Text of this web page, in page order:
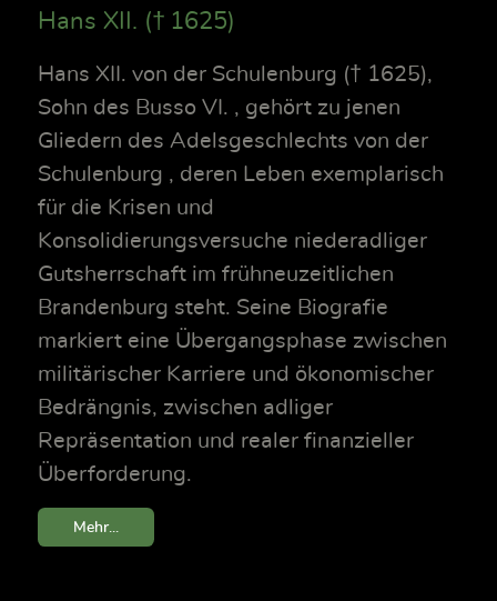
Hans XII. († 1625)
Hans XII. von der Schulenburg († 1625),
Sohn des Busso VI. , gehört zu jenen
Gliedern des Adelsgeschlechts von der
Schulenburg , deren Leben exemplarisch
für die Krisen und
Konsolidierungsversuche niederadliger
Gutsherrschaft im frühneuzeitlichen
Brandenburg steht. Seine Biografie
markiert eine Übergangsphase zwischen
militärischer Karriere und ökonomischer
Bedrängnis, zwischen adliger
Repräsentation und realer finanzieller
Überforderung.
Mehr...